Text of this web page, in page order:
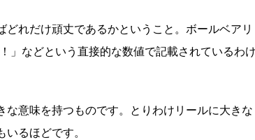
れだけ頑丈であるかということ。ボールベアリ
」などという直接的な数値で記載されているわ
意味を持つものです。とりわけリールに大きな
るほどです。